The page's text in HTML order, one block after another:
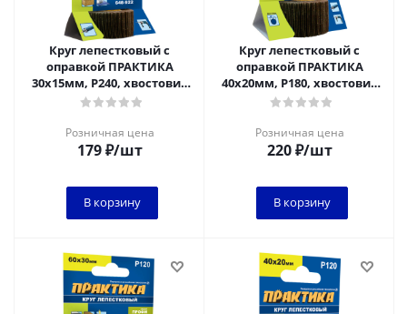
Круг лепестковый с
оправкой ПРАКТИКА
30х15мм, P240, хвостовик
6 мм, серия Профи
Розничная цена
179₽/шт
В корзину
Круг лепестковый с
оправкой ПРАКТИКА
40х20мм, P180, хвостовик
6 мм, серия Профи
Розничная цена
220₽/шт
В корзину